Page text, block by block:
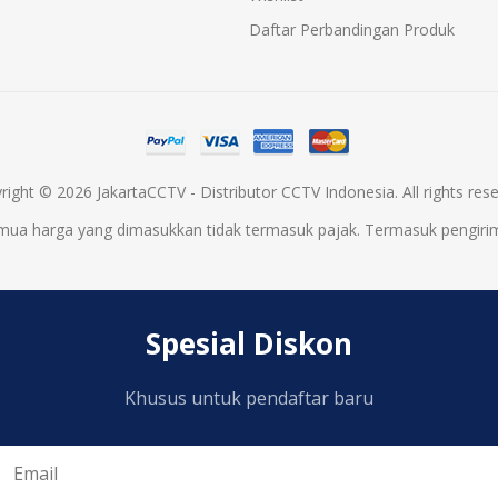
Daftar Perbandingan Produk
© 2026 JakartaCCTV - Distributor CCTV Indonesia. All rights
harga yang dimasukkan tidak termasuk pajak. Termasuk
Spesial Diskon
Khusus untuk pendaftar baru